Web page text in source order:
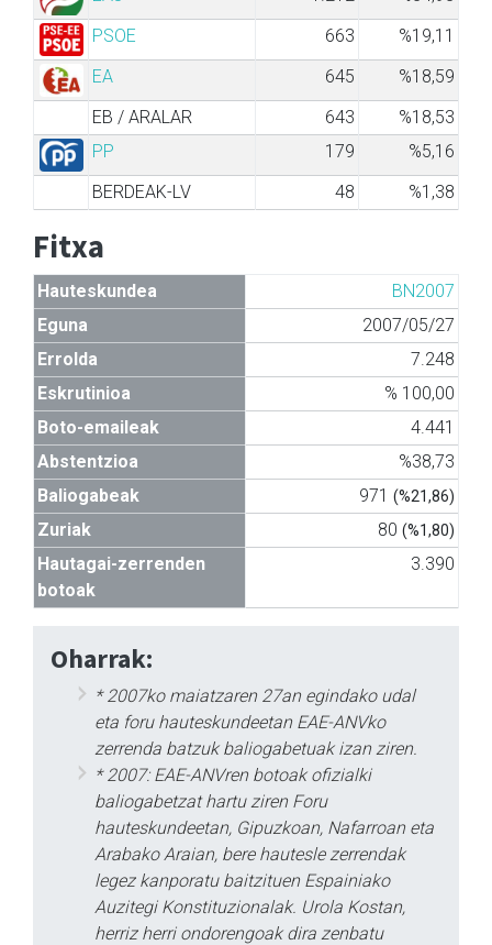
PSOE
663
%19,11
EA
645
%18,59
EB / ARALAR
643
%18,53
PP
179
%5,16
BERDEAK-LV
48 %1,38
Fitxa
Hauteskundea
BN2007
Eguna
2007/05/27
Errolda
7.248
Eskrutinioa
% 100,00
Boto-emaileak
4.441
Abstentzioa
%38,73
Baliogabeak
971 (%21,86)
Zuriak 80 (%1,80)
Hautagai-zerrenden
botoak
3.390
Oharrak:
* 2007ko maiatzaren 27an egindako udal
eta foru hauteskundeetan EAE-ANVko
zerrenda batzuk baliogabetuak izan ziren.
* 2007: EAE-ANVren botoak ofizialki
baliogabetzat hartu ziren Foru
hauteskundeetan, Gipuzkoan, Nafarroan eta
Arabako Araian, bere hautesle zerrendak
legez kanporatu baitzituen Espainiako
Auzitegi Konstituzionalak. Urola Kostan,
herriz herri ondorengoak dira zenbatu